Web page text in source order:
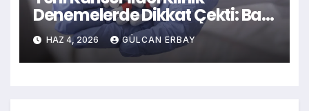
Denemelerde Dikkat Çekti: Bazı
Hastalarda Tümörler Küçüldü
HAZ 4, 2026 GÜLCAN ERBAY